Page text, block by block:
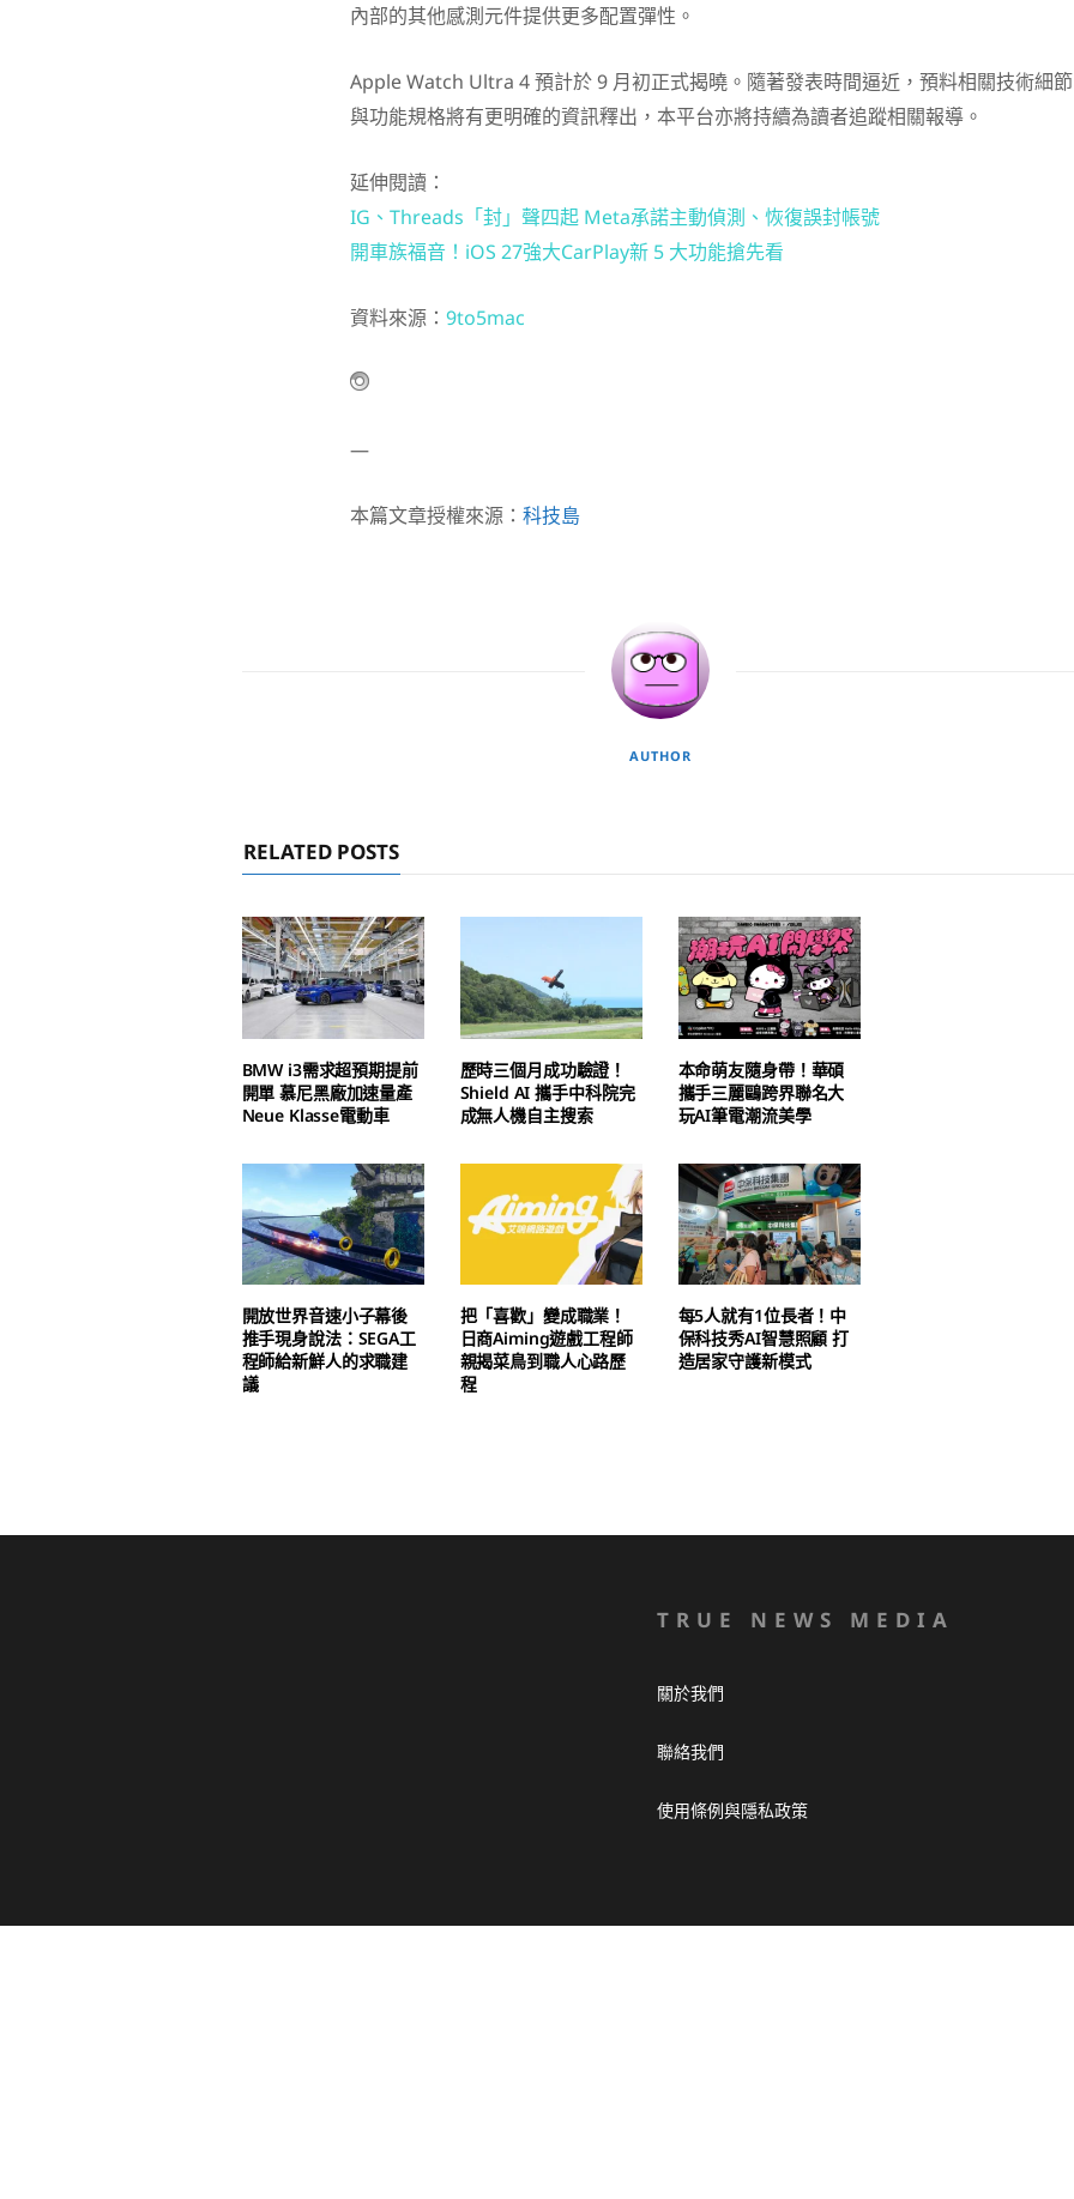
內部的其他感測元件提供更多配置彈性。
Apple Watch Ultra 4 預計於 9 月初正式揭曉。隨著發表時間逼近，預料相關技術細節
與功能規格將有更明確的資訊釋出，本平台亦將持續為讀者追蹤相關報導。
延伸閱讀：
IG、Threads「封」聲四起 Meta承諾主動偵測、恢復誤封帳號
開車族福音！iOS 27強大CarPlay新 5 大功能搶先看
資料來源： 9to5mac
—
本篇文章授權來源： 科技島
AUTHOR
RELATED POSTS
BMW i3需求超預期提前
開單 慕尼黑廠加速量產
Neue Klasse電動車
歷時三個月成功驗證！
Shield AI 攜手中科院完
成無人機自主搜索
本命萌友隨身帶！華碩
攜手三麗鷗跨界聯名大
玩AI筆電潮流美學
開放世界音速小子幕後
推手現身說法：SEGA工
程師給新鮮人的求職建
議
把「喜歡」變成職業！
日商Aiming遊戲工程師
親揭菜鳥到職人心路歷
程
每5人就有1位長者！中
保科技秀AI智慧照顧 打
造居家守護新模式
TRUE NEWS MEDIA
關於我們
聯絡我們
使用條例與隱私政策